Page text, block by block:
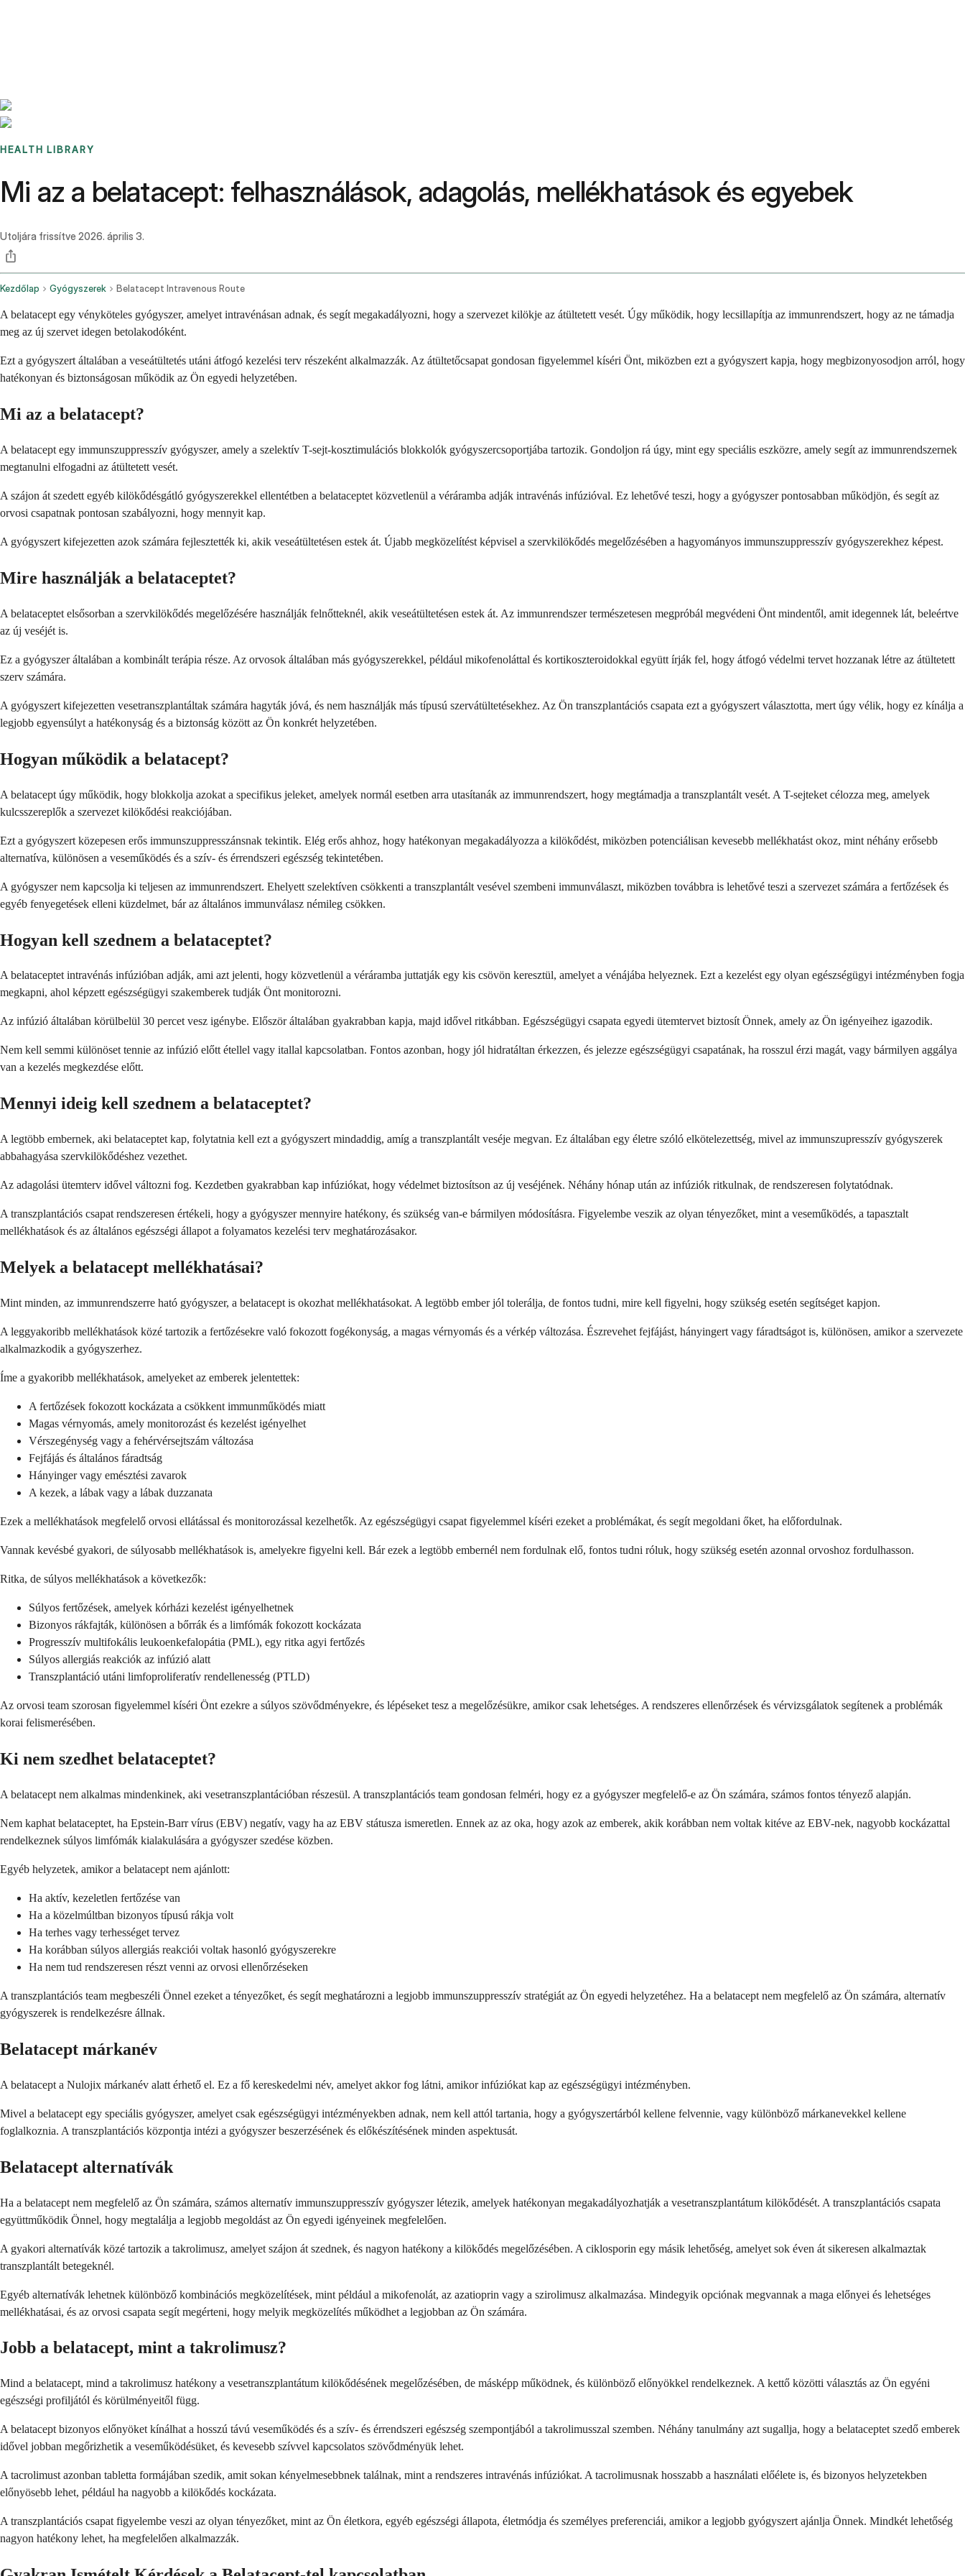
HEALTH LIBRARY
Mi az a belatacept: felhasználások, adagolás, mellékhatások és egyebek
Utoljára frissítve 2026. április 3.
Kezdőlap Gyógyszerek Belatacept Intravenous Route
A belatacept egy vényköteles gyógyszer, amelyet intravénásan adnak, és segít megakadályozni, hogy a szervezet kilökje az átültetett vesét. Úgy működik, hogy lecsillapítja az immunrendszert, hogy az ne támadja
meg az új szervet idegen betolakodóként.
Ezt a gyógyszert általában a veseátültetés utáni átfogó kezelési terv részeként alkalmazzák. Az átültetőcsapat gondosan figyelemmel kíséri Önt, miközben ezt a gyógyszert kapja, hogy megbizonyosodjon arról, hogy
hatékonyan és biztonságosan működik az Ön egyedi helyzetében.
Mi az a belatacept?
A belatacept egy immunszuppresszív gyógyszer, amely a szelektív T-sejt-kosztimulációs blokkolók gyógyszercsoportjába tartozik. Gondoljon rá úgy, mint egy speciális eszközre, amely segít az immunrendszernek
megtanulni elfogadni az átültetett vesét.
A szájon át szedett egyéb kilökődésgátló gyógyszerekkel ellentétben a belataceptet közvetlenül a véráramba adják intravénás infúzióval. Ez lehetővé teszi, hogy a gyógyszer pontosabban működjön, és segít az
orvosi csapatnak pontosan szabályozni, hogy mennyit kap.
A gyógyszert kifejezetten azok számára fejlesztették ki, akik veseátültetésen estek át. Újabb megközelítést képvisel a szervkilökődés megelőzésében a hagyományos immunszuppresszív gyógyszerekhez képest.
Mire használják a belataceptet?
A belataceptet elsősorban a szervkilökődés megelőzésére használják felnőtteknél, akik veseátültetésen estek át. Az immunrendszer természetesen megpróbál megvédeni Önt mindentől, amit idegennek lát, beleértve
az új veséjét is.
Ez a gyógyszer általában a kombinált terápia része. Az orvosok általában más gyógyszerekkel, például mikofenoláttal és kortikoszteroidokkal együtt írják fel, hogy átfogó védelmi tervet hozzanak létre az átültetett
szerv számára.
A gyógyszert kifejezetten vesetranszplantáltak számára hagyták jóvá, és nem használják más típusú szervátültetésekhez. Az Ön transzplantációs csapata ezt a gyógyszert választotta, mert úgy vélik, hogy ez kínálja a
legjobb egyensúlyt a hatékonyság és a biztonság között az Ön konkrét helyzetében.
Hogyan működik a belatacept?
A belatacept úgy működik, hogy blokkolja azokat a specifikus jeleket, amelyek normál esetben arra utasítanák az immunrendszert, hogy megtámadja a transzplantált vesét. A T-sejteket célozza meg, amelyek
kulcsszereplők a szervezet kilökődési reakciójában.
Ezt a gyógyszert közepesen erős immunszuppresszánsnak tekintik. Elég erős ahhoz, hogy hatékonyan megakadályozza a kilökődést, miközben potenciálisan kevesebb mellékhatást okoz, mint néhány erősebb
alternatíva, különösen a veseműködés és a szív- és érrendszeri egészség tekintetében.
A gyógyszer nem kapcsolja ki teljesen az immunrendszert. Ehelyett szelektíven csökkenti a transzplantált vesével szembeni immunválaszt, miközben továbbra is lehetővé teszi a szervezet számára a fertőzések és
egyéb fenyegetések elleni küzdelmet, bár az általános immunválasz némileg csökken.
Hogyan kell szednem a belataceptet?
A belataceptet intravénás infúzióban adják, ami azt jelenti, hogy közvetlenül a véráramba juttatják egy kis csövön keresztül, amelyet a vénájába helyeznek. Ezt a kezelést egy olyan egészségügyi intézményben fogja
megkapni, ahol képzett egészségügyi szakemberek tudják Önt monitorozni.
Az infúzió általában körülbelül 30 percet vesz igénybe. Először általában gyakrabban kapja, majd idővel ritkábban. Egészségügyi csapata egyedi ütemtervet biztosít Önnek, amely az Ön igényeihez igazodik.
Nem kell semmi különöset tennie az infúzió előtt étellel vagy itallal kapcsolatban. Fontos azonban, hogy jól hidratáltan érkezzen, és jelezze egészségügyi csapatának, ha rosszul érzi magát, vagy bármilyen aggálya
van a kezelés megkezdése előtt.
Mennyi ideig kell szednem a belataceptet?
A legtöbb embernek, aki belataceptet kap, folytatnia kell ezt a gyógyszert mindaddig, amíg a transzplantált veséje megvan. Ez általában egy életre szóló elkötelezettség, mivel az immunszupresszív gyógyszerek
abbahagyása szervkilökődéshez vezethet.
Az adagolási ütemterv idővel változni fog. Kezdetben gyakrabban kap infúziókat, hogy védelmet biztosítson az új veséjének. Néhány hónap után az infúziók ritkulnak, de rendszeresen folytatódnak.
A transzplantációs csapat rendszeresen értékeli, hogy a gyógyszer mennyire hatékony, és szükség van-e bármilyen módosításra. Figyelembe veszik az olyan tényezőket, mint a veseműködés, a tapasztalt
mellékhatások és az általános egészségi állapot a folyamatos kezelési terv meghatározásakor.
Melyek a belatacept mellékhatásai?
Mint minden, az immunrendszerre ható gyógyszer, a belatacept is okozhat mellékhatásokat. A legtöbb ember jól tolerálja, de fontos tudni, mire kell figyelni, hogy szükség esetén segítséget kapjon.
A leggyakoribb mellékhatások közé tartozik a fertőzésekre való fokozott fogékonyság, a magas vérnyomás és a vérkép változása. Észrevehet fejfájást, hányingert vagy fáradtságot is, különösen, amikor a szervezete
alkalmazkodik a gyógyszerhez.
Íme a gyakoribb mellékhatások, amelyeket az emberek jelentettek:
A fertőzések fokozott kockázata a csökkent immunműködés miatt
Magas vérnyomás, amely monitorozást és kezelést igényelhet
Vérszegénység vagy a fehérvérsejtszám változása
Fejfájás és általános fáradtság
Hányinger vagy emésztési zavarok
A kezek, a lábak vagy a lábak duzzanata
Ezek a mellékhatások megfelelő orvosi ellátással és monitorozással kezelhetők. Az egészségügyi csapat figyelemmel kíséri ezeket a problémákat, és segít megoldani őket, ha előfordulnak.
Vannak kevésbé gyakori, de súlyosabb mellékhatások is, amelyekre figyelni kell. Bár ezek a legtöbb embernél nem fordulnak elő, fontos tudni róluk, hogy szükség esetén azonnal orvoshoz fordulhasson.
Ritka, de súlyos mellékhatások a következők:
Súlyos fertőzések, amelyek kórházi kezelést igényelhetnek
Bizonyos rákfajták, különösen a bőrrák és a limfómák fokozott kockázata
Progresszív multifokális leukoenkefalopátia (PML), egy ritka agyi fertőzés
Súlyos allergiás reakciók az infúzió alatt
Transzplantáció utáni limfoproliferatív rendellenesség (PTLD)
Az orvosi team szorosan figyelemmel kíséri Önt ezekre a súlyos szövődményekre, és lépéseket tesz a megelőzésükre, amikor csak lehetséges. A rendszeres ellenőrzések és vérvizsgálatok segítenek a problémák
korai felismerésében.
Ki nem szedhet belataceptet?
A belatacept nem alkalmas mindenkinek, aki vesetranszplantációban részesül. A transzplantációs team gondosan felméri, hogy ez a gyógyszer megfelelő-e az Ön számára, számos fontos tényező alapján.
Nem kaphat belataceptet, ha Epstein-Barr vírus (EBV) negatív, vagy ha az EBV státusza ismeretlen. Ennek az az oka, hogy azok az emberek, akik korábban nem voltak kitéve az EBV-nek, nagyobb kockázattal
rendelkeznek súlyos limfómák kialakulására a gyógyszer szedése közben.
Egyéb helyzetek, amikor a belatacept nem ajánlott:
Ha aktív, kezeletlen fertőzése van
Ha a közelmúltban bizonyos típusú rákja volt
Ha terhes vagy terhességet tervez
Ha korábban súlyos allergiás reakciói voltak hasonló gyógyszerekre
Ha nem tud rendszeresen részt venni az orvosi ellenőrzéseken
A transzplantációs team megbeszéli Önnel ezeket a tényezőket, és segít meghatározni a legjobb immunszuppresszív stratégiát az Ön egyedi helyzetéhez. Ha a belatacept nem megfelelő az Ön számára, alternatív
gyógyszerek is rendelkezésre állnak.
Belatacept márkanév
A belatacept a Nulojix márkanév alatt érhető el. Ez a fő kereskedelmi név, amelyet akkor fog látni, amikor infúziókat kap az egészségügyi intézményben.
Mivel a belatacept egy speciális gyógyszer, amelyet csak egészségügyi intézményekben adnak, nem kell attól tartania, hogy a gyógyszertárból kellene felvennie, vagy különböző márkanevekkel kellene
foglalkoznia. A transzplantációs központja intézi a gyógyszer beszerzésének és előkészítésének minden aspektusát.
Belatacept alternatívák
Ha a belatacept nem megfelelő az Ön számára, számos alternatív immunszuppresszív gyógyszer létezik, amelyek hatékonyan megakadályozhatják a vesetranszplantátum kilökődését. A transzplantációs csapata
együttműködik Önnel, hogy megtalálja a legjobb megoldást az Ön egyedi igényeinek megfelelően.
A gyakori alternatívák közé tartozik a takrolimusz, amelyet szájon át szednek, és nagyon hatékony a kilökődés megelőzésében. A ciklosporin egy másik lehetőség, amelyet sok éven át sikeresen alkalmaztak
transzplantált betegeknél.
Egyéb alternatívák lehetnek különböző kombinációs megközelítések, mint például a mikofenolát, az azatioprin vagy a szirolimusz alkalmazása. Mindegyik opciónak megvannak a maga előnyei és lehetséges
mellékhatásai, és az orvosi csapata segít megérteni, hogy melyik megközelítés működhet a legjobban az Ön számára.
Jobb a belatacept, mint a takrolimusz?
Mind a belatacept, mind a takrolimusz hatékony a vesetranszplantátum kilökődésének megelőzésében, de másképp működnek, és különböző előnyökkel rendelkeznek. A kettő közötti választás az Ön egyéni
egészségi profiljától és körülményeitől függ.
A belatacept bizonyos előnyöket kínálhat a hosszú távú veseműködés és a szív- és érrendszeri egészség szempontjából a takrolimusszal szemben. Néhány tanulmány azt sugallja, hogy a belataceptet szedő emberek
idővel jobban megőrizhetik a veseműködésüket, és kevesebb szívvel kapcsolatos szövődményük lehet.
A tacrolimust azonban tabletta formájában szedik, amit sokan kényelmesebbnek találnak, mint a rendszeres intravénás infúziókat. A tacrolimusnak hosszabb a használati előélete is, és bizonyos helyzetekben
előnyösebb lehet, például ha nagyobb a kilökődés kockázata.
A transzplantációs csapat figyelembe veszi az olyan tényezőket, mint az Ön életkora, egyéb egészségi állapota, életmódja és személyes preferenciái, amikor a legjobb gyógyszert ajánlja Önnek. Mindkét lehetőség
nagyon hatékony lehet, ha megfelelően alkalmazzák.